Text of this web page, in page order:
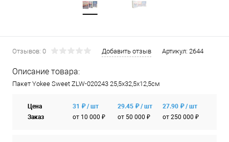
Отзывов: 0 Добавить отзыв Артикул: 2644
Описание товара:
Пакет Yokee Sweet ZLW-020243 25,5x32,5х12,5см
Цена
Заказ
31 ₽ / шт
от 10 000 ₽
29.45 ₽ / шт
от 50 000 ₽
27.90 ₽ / шт
от 250 000 ₽